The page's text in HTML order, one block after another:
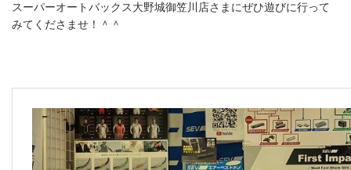
スーパーオートバックス大野城御笠川店さまにぜひ遊びに行って
みてくださませ！＾＾